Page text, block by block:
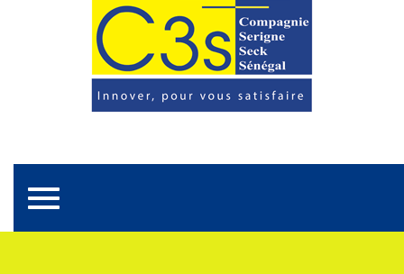
Toggle navigation